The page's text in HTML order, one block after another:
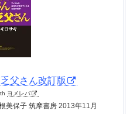
父さん改訂版
ヨメレバ
美保子 筑摩書房 2013年11月